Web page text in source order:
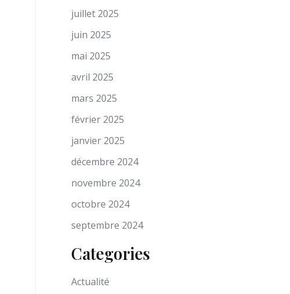
juillet 2025
juin 2025
mai 2025
avril 2025
mars 2025
février 2025
janvier 2025
décembre 2024
novembre 2024
octobre 2024
septembre 2024
Categories
Actualité